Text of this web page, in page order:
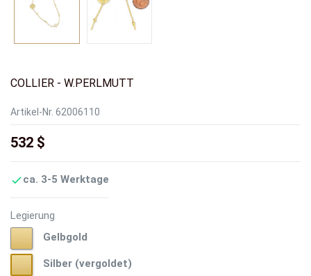
COLLIER - W.PERLMUTT
Artikel-Nr. 62006110
532 $
ca. 3-5 Werktage
Legierung
GelbgoldGelbgold
Silber (vergoldet)